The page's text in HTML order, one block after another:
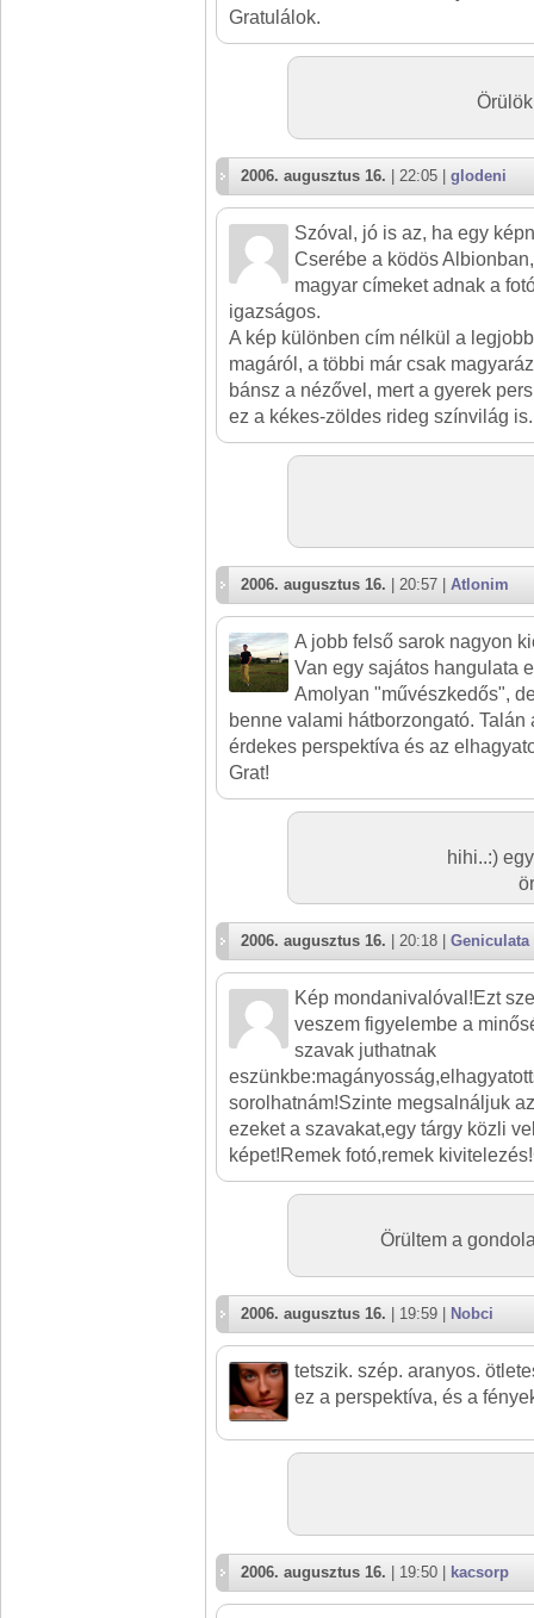
Gratulálok.
2006. augusztus 16. | 22:05 | glodeni
Szóval, jó is az, ha egy
Cserébe a ködös
magyar címeket adnak a
igazságos.
A kép különben cím nélkül a
magáról, a többi már csak
bánsz a nézővel, mert a gyerek
ez a kékes-zöldes rideg színvilág
2006. augusztus 16. | 20:57 | Atlonim
A jobb felső sarok nagyon
Van egy sajátos hangulata
Amolyan "művészkedős",
benne valami hátborzongató.
érdekes perspektíva és az
Grat!
hihi..:)
2006. augusztus 16. | 20:18 | Geniculata
Kép mondanivalóval!Ezt
veszem figyelembe a
szavak juthatnak
sorolhatnám!Szinte megsalnáljuk
ezeket a szavakat,egy tárgy közli
képet!Remek fotó,remek
Örültem a
2006. augusztus 16. | 19:59 | Nobci
tetszik. szép. aranyos.
ez a perspektíva, és a
2006. augusztus 16. | 19:50 | kacsorp